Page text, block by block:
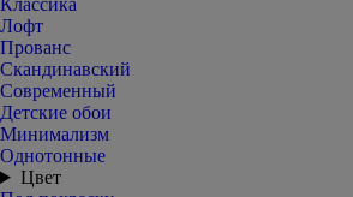
Классика
Лофт
Прованс
Скандинавский
Современный
Детские обои
Минимализм
Однотонные
Цвет